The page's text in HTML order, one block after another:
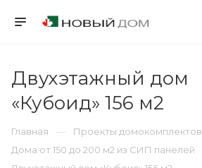
Двухэтажный дом
«Кубоид» 156 м2
Главная
Проекты домокомплектов
Дома от 150 до 200 м2 из СИП панелей